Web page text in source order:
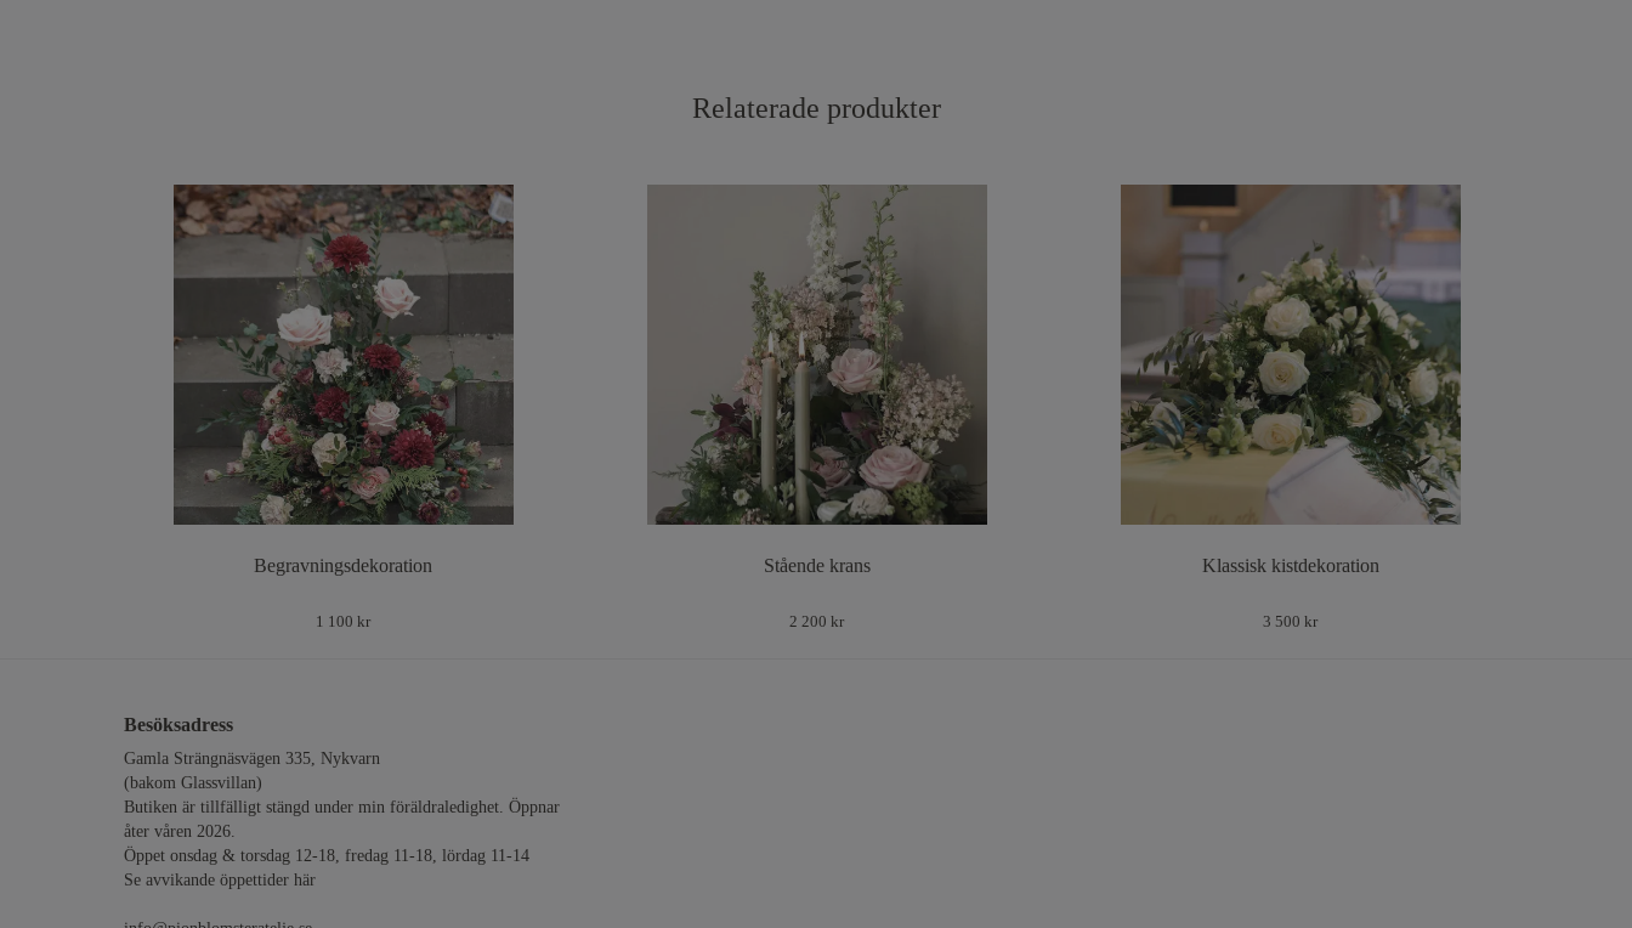
Relaterade produkter
Begravningsdekoration
1 100 kr
Stående krans
2 200 kr
Klassisk kistdekoration
3 500 kr
Besöksadress
Gamla Strängnäsvägen 335, Nykvarn
(bakom Glassvillan)
Butiken är tillfälligt stängd under min föräldraledighet. Öppnar
åter våren 2026.
Öppet onsdag & torsdag 12-18, fredag 11-18, lördag 11-14
Se avvikande öppettider här